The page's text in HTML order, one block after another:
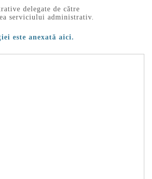
delegate de către
serviciului administrativ.
este anexată aici.